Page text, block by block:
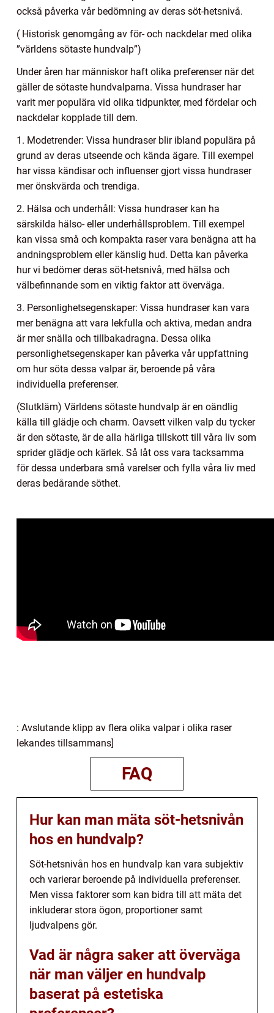
också påverka vår bedömning av deras söt-hetsnivå.
( Historisk genomgång av för- och nackdelar med olika
”världens sötaste hundvalp”)
Under åren har människor haft olika preferenser när det
gäller de sötaste hundvalparna. Vissa hundraser har
varit mer populära vid olika tidpunkter, med fördelar och
nackdelar kopplade till dem.
1. Modetrender: Vissa hundraser blir ibland populära på
grund av deras utseende och kända ägare. Till exempel
har vissa kändisar och influenser gjort vissa hundraser
mer önskvärda och trendiga.
2. Hälsa och underhåll: Vissa hundraser kan ha
särskilda hälso- eller underhållsproblem. Till exempel
kan vissa små och kompakta raser vara benägna att ha
andningsproblem eller känslig hud. Detta kan påverka
hur vi bedömer deras söt-hetsnivå, med hälsa och
välbefinnande som en viktig faktor att överväga.
3. Personlighetsegenskaper: Vissa hundraser kan vara
mer benägna att vara lekfulla och aktiva, medan andra
är mer snälla och tillbakadragna. Dessa olika
personlighetsegenskaper kan påverka vår uppfattning
om hur söta dessa valpar är, beroende på våra
individuella preferenser.
(Slutkläm) Världens sötaste hundvalp är en oändlig
källa till glädje och charm. Oavsett vilken valp du tycker
är den sötaste, är de alla härliga tillskott till våra liv som
sprider glädje och kärlek. Så låt oss vara tacksamma
för dessa underbara små varelser och fylla våra liv med
deras bedårande söthet.
: Avslutande klipp av flera olika valpar i olika raser
lekandes tillsammans]
FAQ
Hur kan man mäta söt-hetsnivån
hos en hundvalp?
Söt-hetsnivån hos en hundvalp kan vara subjektiv
och varierar beroende på individuella preferenser.
Men vissa faktorer som kan bidra till att mäta det
inkluderar stora ögon, proportioner samt
ljudvalpens gör.
Vad är några saker att överväga
när man väljer en hundvalp
baserat på estetiska